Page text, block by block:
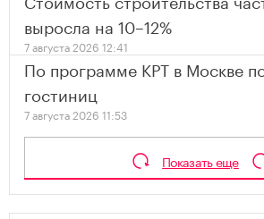
выросла на 10–12%
7 августа 2026 12:41
По программе КРТ в Москве
гостиниц
7 августа 2026 11:53
Показать еще